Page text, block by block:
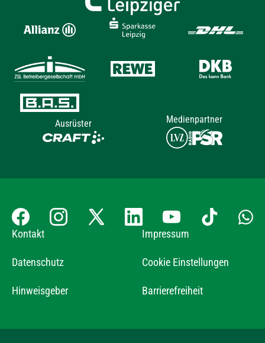
Ausrüster Medienpartner
Kontakt Impressum
Datenschutz Cookie Einstellungen
Hinweisgeber Barrierefreiheit